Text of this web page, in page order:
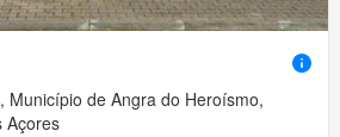
Município de Angra do Heroísmo,
Açores